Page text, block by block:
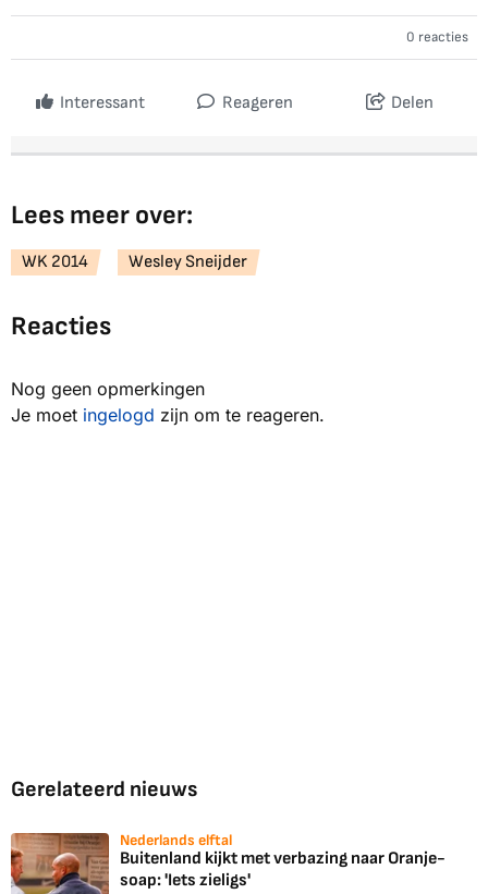
0 reacties
Interessant Reageren Delen
Lees meer over:
WK 2014 Wesley Sneijder
Reacties
Nog geen opmerkingen
Je moet ingelogd zijn om te reageren.
Gerelateerd nieuws
Nederlands elftal
Buitenland kijkt met verbazing naar Oranje-
soap: 'Iets zieligs'